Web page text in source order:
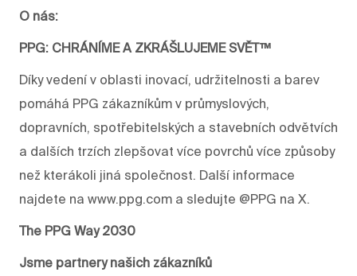
O nás:
PPG: CHRÁNÍME A ZKRÁŠLUJEME SVĚT™
Díky vedení v oblasti inovací, udržitelnosti a barev
pomáhá PPG zákazníkům v průmyslových,
dopravních, spotřebitelských a stavebních odvětvích
a dalších trzích zlepšovat více povrchů více způsoby
než kterákoli jiná společnost. Další informace
najdete na www.ppg.com a sledujte @PPG na X.
The PPG Way 2030
Jsme partnery našich zákazníků